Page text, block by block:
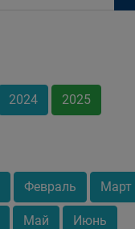
2024 2025
Февраль Март
Май Июнь